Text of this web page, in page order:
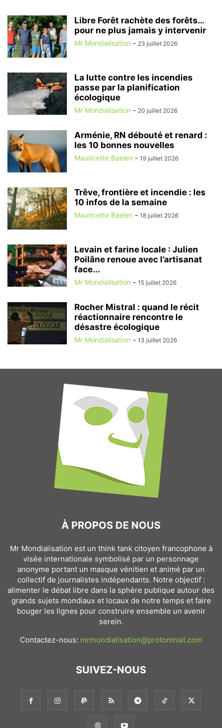
Libre Forêt rachète des forêts…
pour ne plus jamais y intervenir
Mr Mondialisation - 23 juillet 2026
La lutte contre les incendies
passe par la planification
écologique
Mr Mondialisation - 20 juillet 2026
Arménie, RN débouté et renard :
les 10 bonnes nouvelles
Mauricette Baelen - 19 juillet 2026
Trêve, frontière et incendie : les
10 infos de la semaine
Mauricette Baelen - 18 juillet 2026
Levain et farine locale : Julien
Poilâne renoue avec l’artisanat
face...
Mr Mondialisation - 15 juillet 2026
Rocher Mistral : quand le récit
réactionnaire rencontre le
désastre écologique
Mr Mondialisation - 13 juillet 2026
À PROPOS DE NOUS
Mr Mondialisation est un think tank citoyen francophone à
visée internationale symbolisé par un personnage
anonyme portant un masque vénitien et animé par un
collectif de journalistes indépendants. Notre objectif :
alimenter le débat libre dans la sphère publique autour des
grands sujets mondiaux et locaux de notre temps et faire
bouger les lignes pour construire ensemble un avenir
serein.
Contactez-nous: mrmondialisation@protonmail.com
SUIVEZ-NOUS